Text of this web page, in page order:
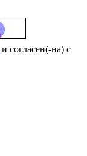
и согласен(-на) с